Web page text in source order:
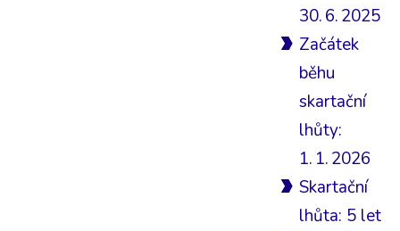
30. 6. 2025
Začátek
běhu
skartační
lhůty:
1. 1. 2026
Skartační
lhůta: 5 let